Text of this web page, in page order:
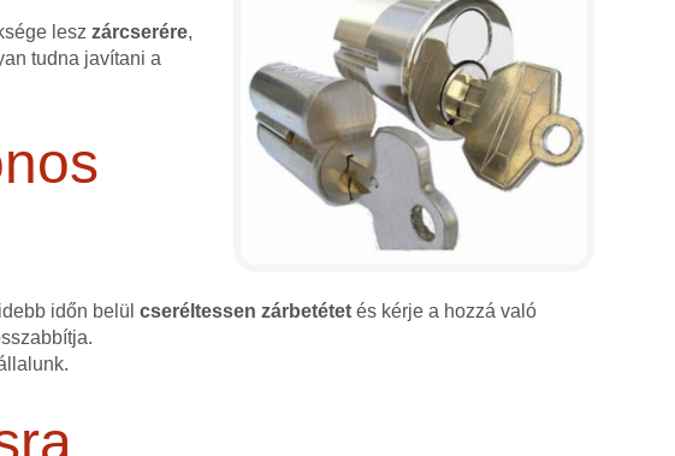
leszzárcserére,
tudna javítani a
időn belülcseréltessen zárbetétet és kérje a hozzá való